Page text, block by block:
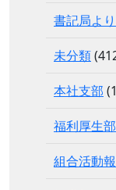
書記局よ
未分類
本社支部
福利厚生部
組合活動